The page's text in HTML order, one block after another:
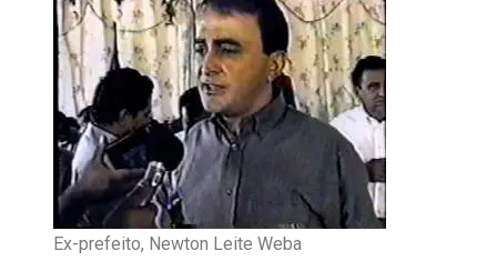
Ex-prefeito, Newton Leite Weba